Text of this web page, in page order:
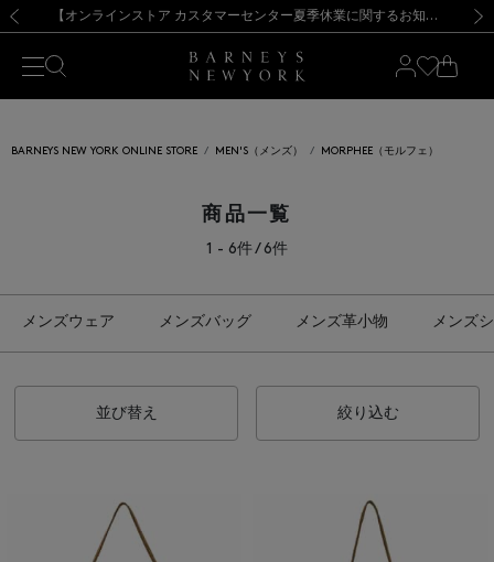
新規登録のお客様も対象！＜MY BARNEYS＞会員のお客様は11,000円（税込）以上のお買上げで常時送料無料！お買い物の際は会員登録を！
【夏季休業に伴う出荷一時停止のお知らせ】(2026.8.7) 【オンラインストア カスタマーセンター夏季休業に関するお知らせ】（2026.8.7）
【夏季休業に伴う返品・交換承り一時停止のお知らせ】（2026.8.5）
熊本県を中心とした地震の影響によるお荷物のお届けについて
【開催中】SUMMER SALEのご案内・ご注意事項 新規登録のお客様も対象！＜MY BARNEYS＞会員のお客様は11,000円（税込）以上のお買上げで常時送料無料！お買い物の際は会員登録を！
【夏季休業に伴う出荷一時停止のお知らせ】(2026.8.7)
BARNEYS NEW YORK ONLINE STORE MEN'S（メンズ） MORPHEE（モルフェ）
商品一覧
1 - 6件 / 6件
メンズウェア メンズバッグ メンズ革小物 メンズ
並び替え 絞り込む